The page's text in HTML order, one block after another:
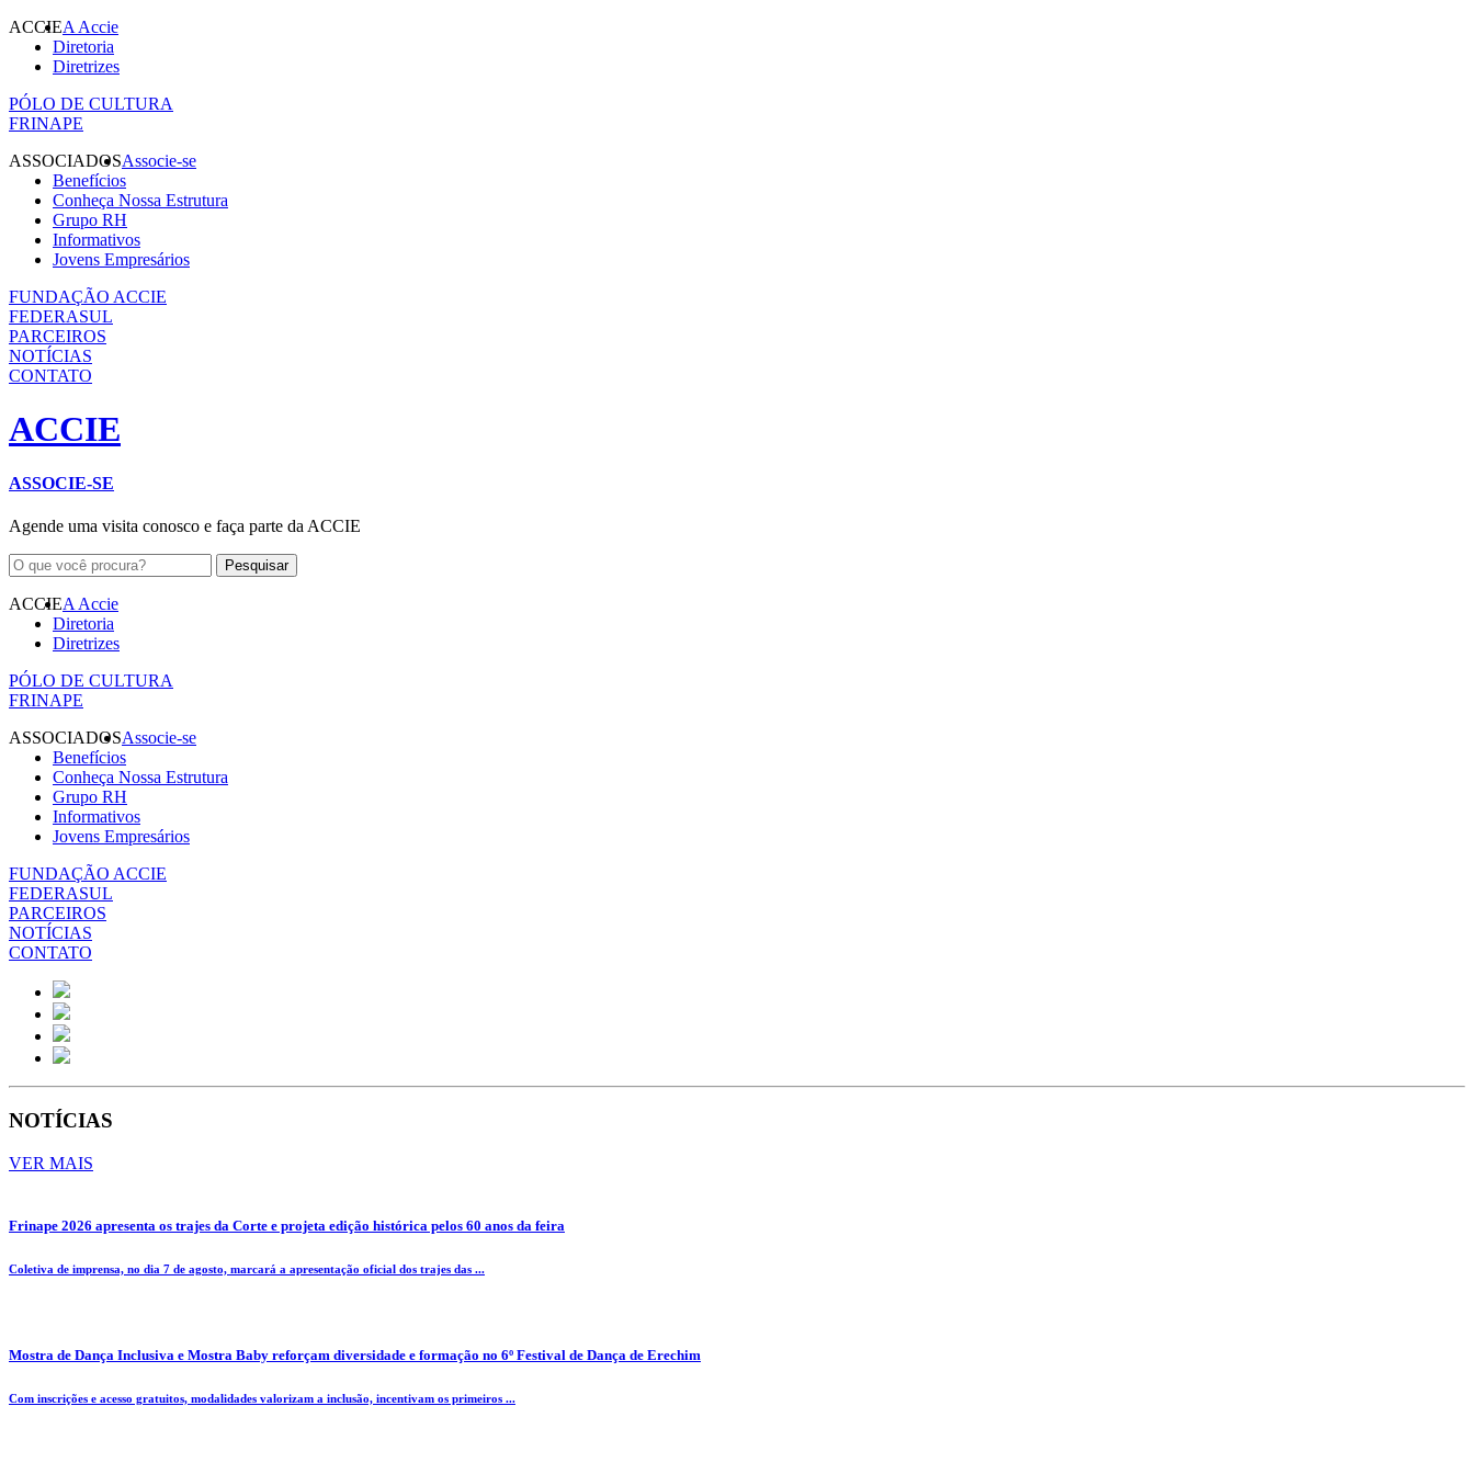
ACCIEA Accie
Diretoria
Diretrizes
PÓLO DE CULTURA
FRINAPE
ASSOCIADOSAssocie-se
Benefícios
Conheça Nossa Estrutura
Grupo RH
Informativos
Jovens Empresários
FUNDAÇÃO ACCIE
FEDERASUL
PARCEIROS
NOTÍCIAS
CONTATO
ACCIE
ASSOCIE-SE
Agende uma visita conosco e faça parte da ACCIE
ACCIEA Accie
Diretoria
Diretrizes
PÓLO DE CULTURA
FRINAPE
ASSOCIADOSAssocie-se
Benefícios
Conheça Nossa Estrutura
Grupo RH
Informativos
Jovens Empresários
FUNDAÇÃO ACCIE
FEDERASUL
PARCEIROS
NOTÍCIAS
CONTATO
NOTÍCIAS
VER MAIS
Frinape 2026 apresenta os trajes da Corte e projeta edição histórica pelos 60 anos da feira
Coletiva de imprensa, no dia 7 de agosto, marcará a apresentação oficial dos trajes das ...
Mostra de Dança Inclusiva e Mostra Baby reforçam diversidade e formação no 6º Festival de Dança de Erechim
Com inscrições e acesso gratuitos, modalidades valorizam a inclusão, incentivam os primeiros ...